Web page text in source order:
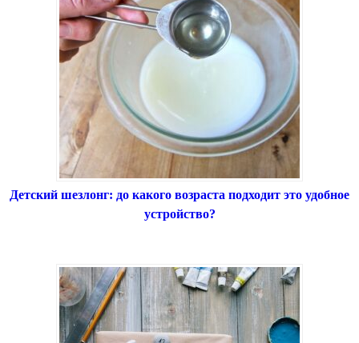
Детский шезлонг: до какого возраста подходит это удобное
устройство?